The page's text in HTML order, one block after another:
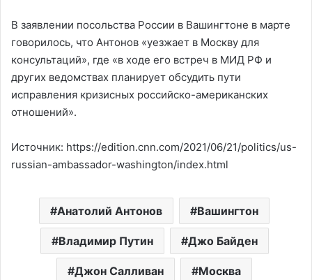
В заявлении посольства России в Вашингтоне в марте
говорилось, что Антонов «уезжает в Москву для
консультаций», где «в ходе его встреч в МИД РФ и
других ведомствах планирует обсудить пути
исправления кризисных российско-американских
отношений».
Источник: https://edition.cnn.com/2021/06/21/politics/us-
russian-ambassador-washington/index.html
Анатолий Антонов Вашингтон
Владимир Путин Джо Байден
Джон Салливан Москва